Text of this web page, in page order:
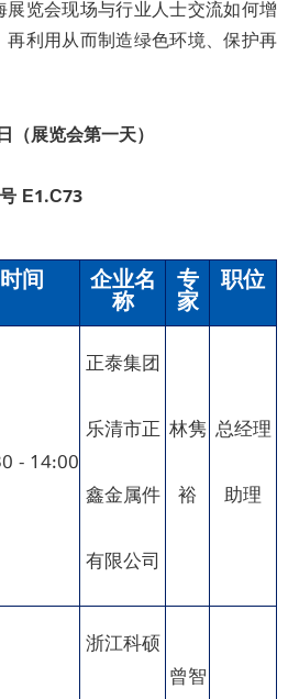
览会现场与行业人士交流如何增
利用从而制造绿色环境、保护再
（展览会第一天）
E1.C73
时间 企业名
称
专
家
职位
- 14:00
正泰集团
乐清市正
鑫金属件
有限公司
林隽
裕
总经理
助理
浙江科硕
曾智